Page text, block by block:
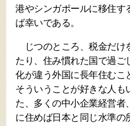
港やシンガポールに移住す
ば幸いである。
じつのところ、税金だけ
たり、住み慣れた国で過ご
化が違う外国に長年住むこ
そういうことが好きな人も
た、多くの中小企業経営者
に住めば日本と同じ水準の